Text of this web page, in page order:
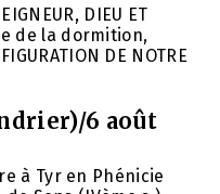
DIEU ET
de la dormition,
DE NOTRE
6 août
à Tyr en Phénicie